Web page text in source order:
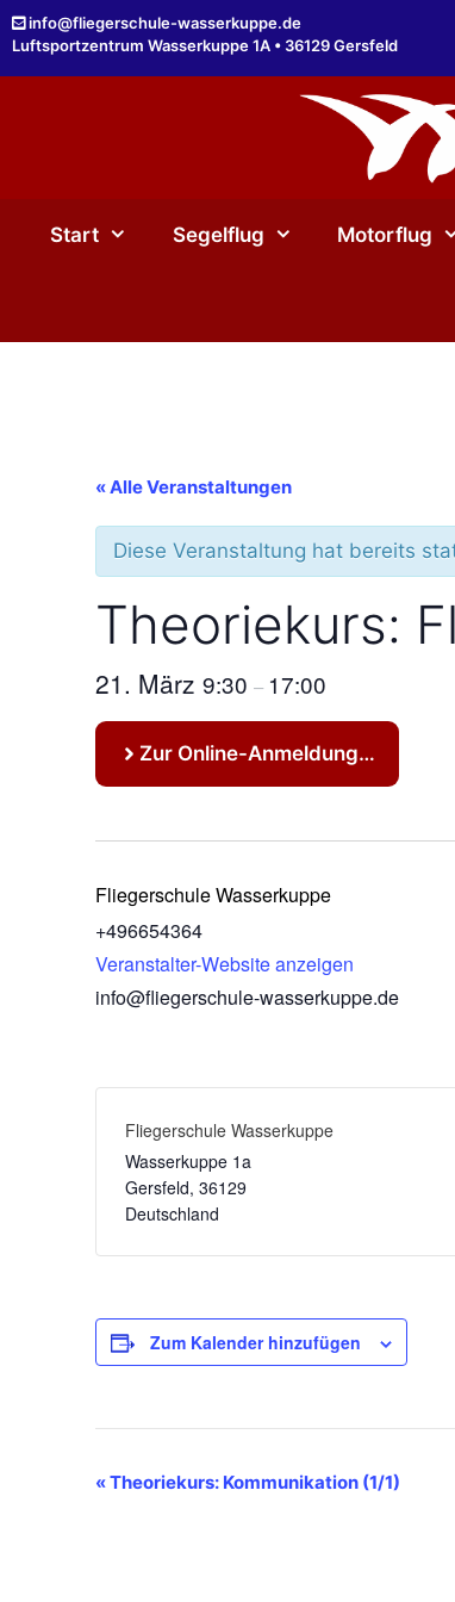
Zum
Inhalt
springen
info@fliegerschule-wasserkuppe.de
Luftsportzentrum Wasserkuppe 1A • 36129 Gersfeld
Start Segelflug Motorflug
« Alle Veranstaltungen
Diese Veranstaltung hat bereits
Theoriekurs:
21. März 9:30 – 17:00
Zur Online-Anmeldung…
Fliegerschule Wasserkuppe
+496654364
Veranstalter-Website anzeigen
info@fliegerschule-wasserkuppe.de
Fliegerschule Wasserkuppe
Wasserkuppe 1a
Gersfeld, 36129
Deutschland
Zum Kalender hinzufügen
V
«Theoriekurs: Kommunikation (1/1)